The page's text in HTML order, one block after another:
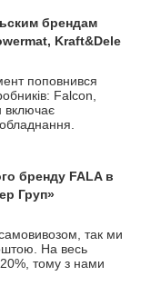
брендам
Kraft&Dele
поповнився
Falcon,
включає
бренду FALA в
Груп»
так ми
На весь
тому з нами